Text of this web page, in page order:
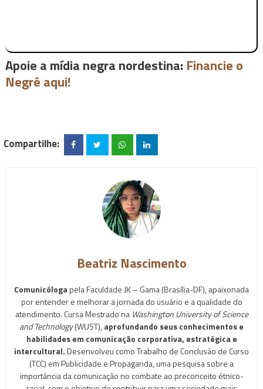
Apoie a mídia negra nordestina: Financie o
Negrê aqui!
Compartilhe:
Beatriz Nascimento
Comunicólogapela Faculdade JK – Gama (Brasília-DF), apaixonada
por entender e melhorar a jornada do usuário e a qualidade do
atendimento. Cursa Mestrado na Washington University of Science
and Technology(WUST),aprofundando seus conhecimentos e
habilidades em comunicação corporativa, estratégica e
intercultural.Desenvolveu como Trabalho de Conclusão de Curso
(TCC) em Publicidade e Propaganda, uma pesquisa sobre a
importância da comunicação no combate ao preconceito étnico-